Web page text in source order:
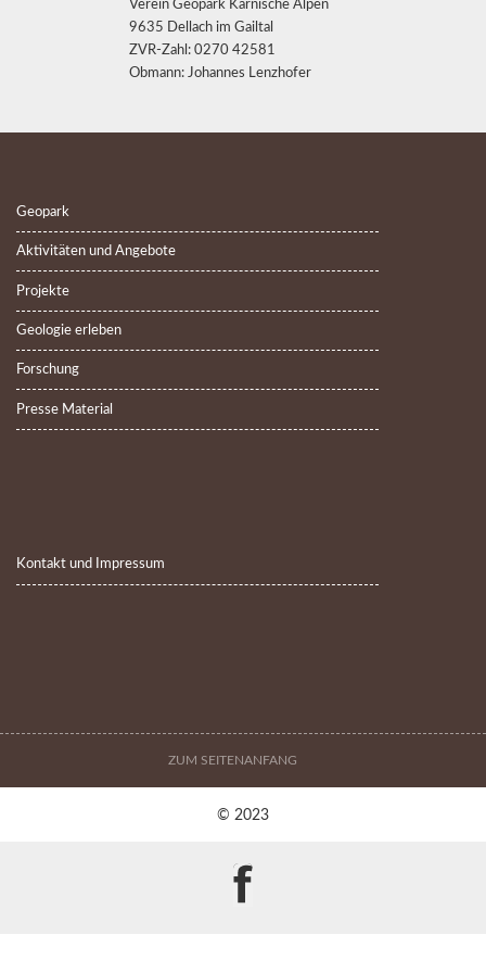
Verein Geopark Karnische Alpen
9635 Dellach im Gailtal
ZVR-Zahl: 0270 42581
Obmann: Johannes Lenzhofer
Geopark
Aktivitäten und Angebote
Projekte
Geologie erleben
Forschung
Presse Material
Kontakt und Impressum
ZUM SEITENANFANG
© 2023